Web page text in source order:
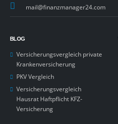
mail@finanzmanager24.com
BLOG
Versicherungsvergleich private
Krankenversicherung
PKV Vergleich
Versicherungsvergleich
Hausrat Haftpflicht KFZ-
Versicherung